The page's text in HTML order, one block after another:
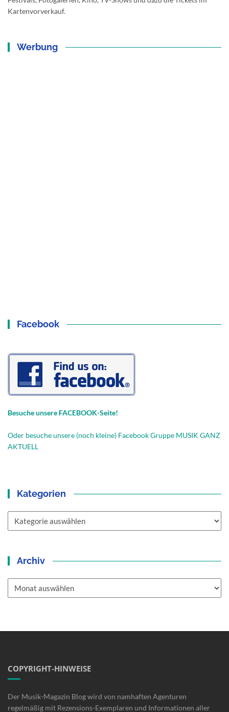
Kartenvorverkauf.
Werbung
Facebook
Besuche unsere FACEBOOK-Seite!
Oder besuche unsere (noch kleine) Facebook Gruppe MUSIK GANZ
AKTUELL
Kategorien
Archiv
COPYRIGHT-HINWEISE
Der Musik-Magazin Blog wird von namhaften Agenturen
regelmäßig mit Rezensions-Exemplaren und Informationen aller